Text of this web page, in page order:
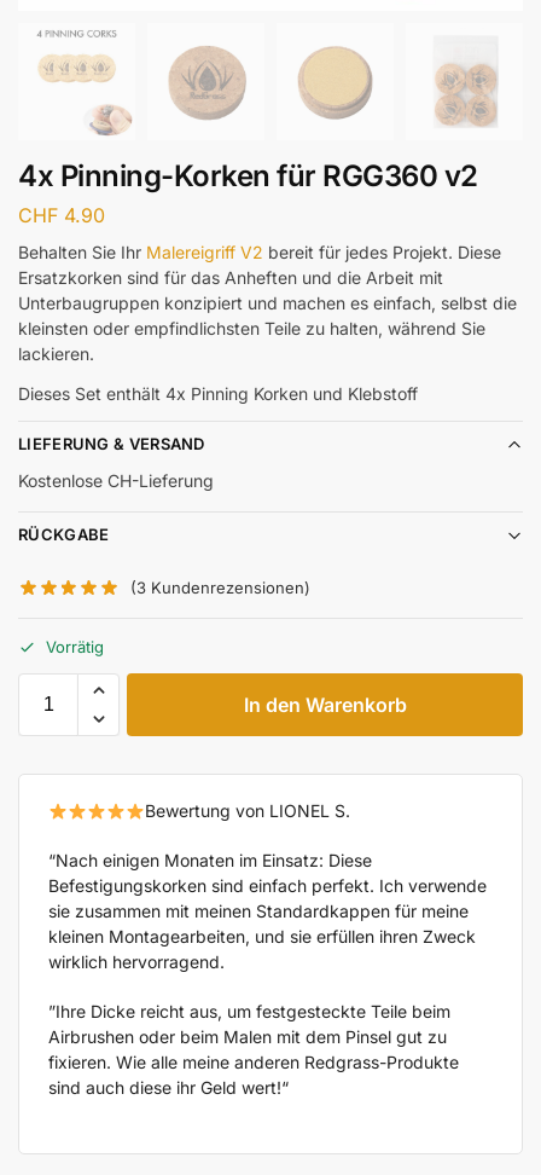
4x Pinning-Korken für RGG360 v2
CHF 4.90
Behalten Sie Ihr Malereigriff V2 bereit für jedes Projekt. Diese
Ersatzkorken sind für das Anheften und die Arbeit mit
Unterbaugruppen konzipiert und machen es einfach, selbst die
kleinsten oder empfindlichsten Teile zu halten, während Sie
lackieren.
Dieses Set enthält 4x Pinning Korken und Klebstoff
LIEFERUNG & VERSAND
Kostenlose CH-Lieferung
RÜCKGABE
(3 Kundenrezensionen)
Vorrätig
In den Warenkorb
Bewertung von LIONEL S.
“Nach einigen Monaten im Einsatz: Diese
Befestigungskorken sind einfach perfekt. Ich verwende
sie zusammen mit meinen Standardkappen für meine
kleinen Montagearbeiten, und sie erfüllen ihren Zweck
wirklich hervorragend.
”Ihre Dicke reicht aus, um festgesteckte Teile beim
Airbrushen oder beim Malen mit dem Pinsel gut zu
fixieren. Wie alle meine anderen Redgrass-Produkte
sind auch diese ihr Geld wert!“